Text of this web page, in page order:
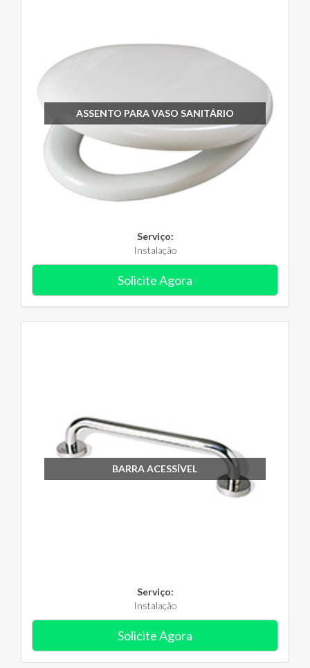
ASSENTO PARA VASO SANITÁRIO
Serviço:
Instalação
Solicite Agora
BARRA ACESSÍVEL
Serviço:
Instalação
Solicite Agora